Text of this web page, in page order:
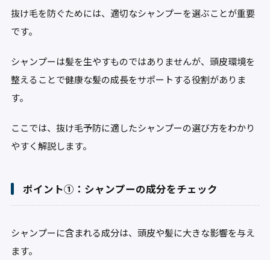
抜け毛を防ぐためには、適切なシャンプーを選ぶことが重要
です。
シャンプーは髪を生やすものではありませんが、頭皮環境を
整えることで健康な髪の成長をサポートする役割がありま
す。
ここでは、抜け毛予防に適したシャンプーの選び方をわかり
やすく解説します。
ポイント①：シャンプーの成分をチェック
シャンプーに含まれる成分は、頭皮や髪に大きな影響を与え
ます。